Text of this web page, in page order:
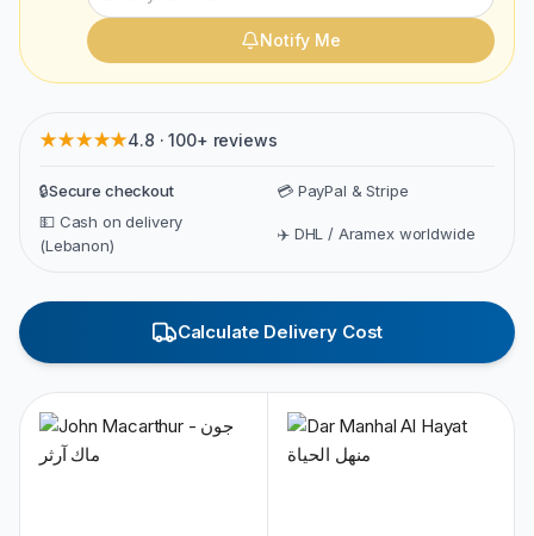
Notify Me
★★★★★4.8 · 100+ reviews
🔒Secure checkout
💳 PayPal & Stripe
💵 Cash on delivery
(Lebanon)
✈️ DHL / Aramex worldwide
Calculate Delivery Cost